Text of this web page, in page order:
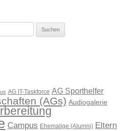
AG IT-Taskforce AG Sporthelfer
(AGs) Audiogalerie
Campus Ehemalige (Alumni) Eltern